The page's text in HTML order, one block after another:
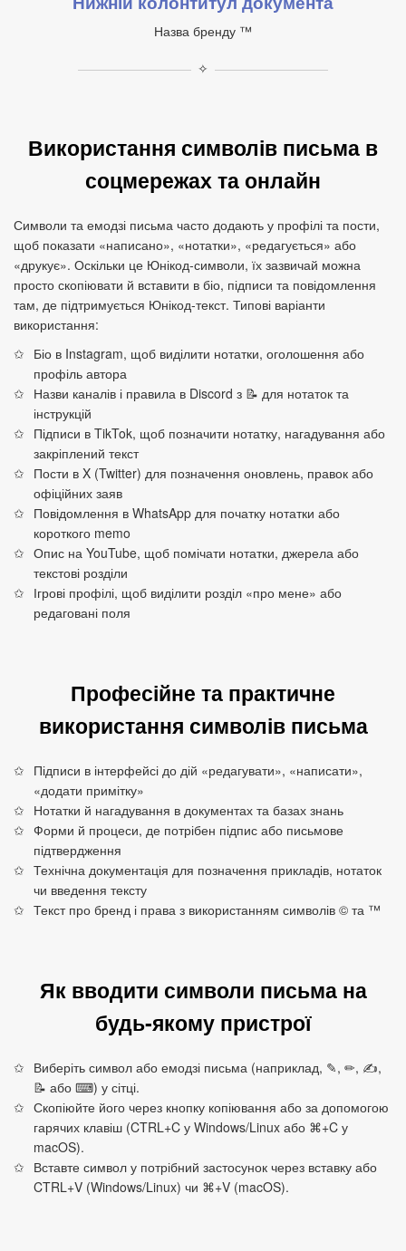
Назва бренду ™
✧
Використання символів письма в
соцмережах та онлайн
Символи та емодзі письма часто додають у профілі та пости,
щоб показати «написано», «нотатки», «редагується» або
«друкує». Оскільки це Юнікод‑символи, їх зазвичай можна
просто скопіювати й вставити в біо, підписи та повідомлення
там, де підтримується Юнікод‑текст. Типові варіанти
використання:
Біо в Instagram, щоб виділити нотатки, оголошення або
профіль автора
Назви каналів і правила в Discord з 📝 для нотаток та
інструкцій
Підписи в TikTok, щоб позначити нотатку, нагадування або
закріплений текст
Пости в X (Twitter) для позначення оновлень, правок або
офіційних заяв
Повідомлення в WhatsApp для початку нотатки або
короткого memo
Опис на YouTube, щоб помічати нотатки, джерела або
текстові розділи
Ігрові профілі, щоб виділити розділ «про мене» або
редаговані поля
Професійне та практичне
використання символів письма
Підписи в інтерфейсі до дій «редагувати», «написати»,
«додати примітку»
Нотатки й нагадування в документах та базах знань
Форми й процеси, де потрібен підпис або письмове
підтвердження
Технічна документація для позначення прикладів, нотаток
чи введення тексту
Текст про бренд і права з використанням символів © та ™
Як вводити символи письма на
будь‑якому пристрої
Виберіть символ або емодзі письма (наприклад, ✎, ✏, ✍,
📝 або ⌨) у сітці.
Скопіюйте його через кнопку копіювання або за допомогою
гарячих клавіш (CTRL+C у Windows/Linux або ⌘+C у
macOS).
Вставте символ у потрібний застосунок через вставку або
CTRL+V (Windows/Linux) чи ⌘+V (macOS).